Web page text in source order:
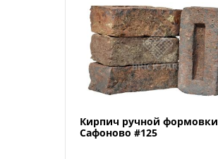
Кирпич ручной формовки
Сафоново #125